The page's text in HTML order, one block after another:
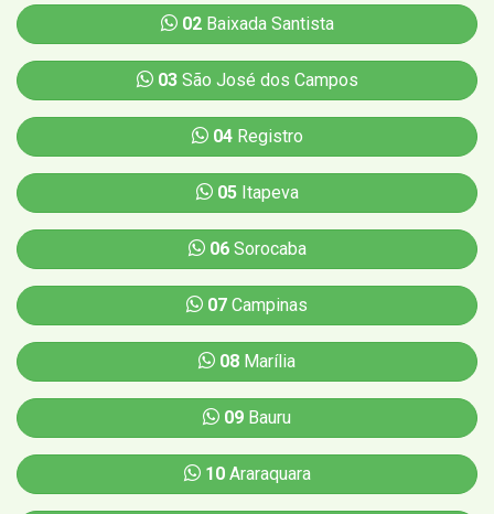
02Baixada Santista
03São José dos Campos
04Registro
05Itapeva
06Sorocaba
07 Campinas
08 Marília
09 Bauru
10Araraquara